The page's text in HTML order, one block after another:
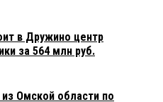
в Дружино центр
за 564 млн руб.
Омской области по